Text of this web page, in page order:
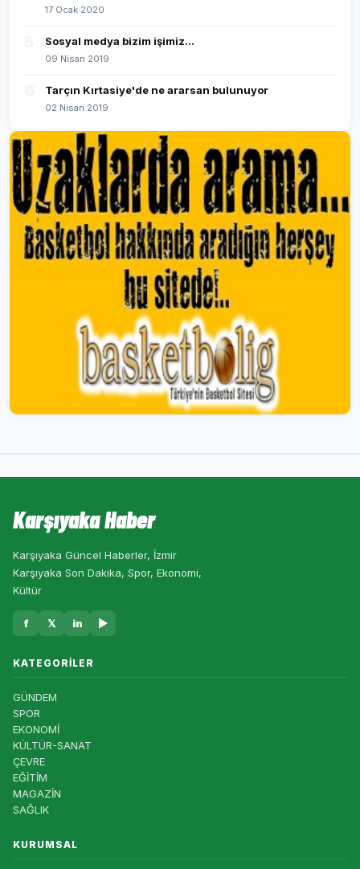
17 Ocak 2020
Sosyal medya bizim işimiz...
09 Nisan 2019
Tarçın Kırtasiye'de ne ararsan bulunuyor
02 Nisan 2019
Karşıyaka Haber
Karşıyaka Güncel Haberler, İzmir
Karşıyaka Son Dakika, Spor, Ekonomi,
Kültür
f 𝕏 in ▶
KATEGORILER
GÜNDEM
SPOR
EKONOMİ
KÜLTÜR-SANAT
ÇEVRE
EĞİTİM
MAGAZİN
SAĞLIK
KURUMSAL